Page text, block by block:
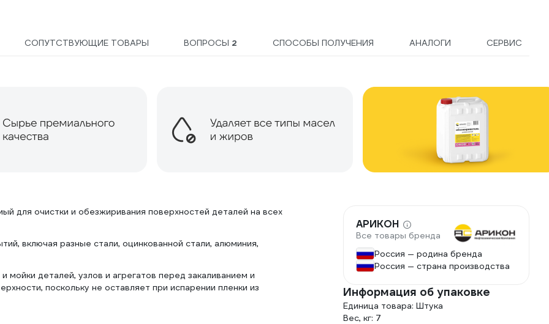
СОПУТСТВУЮЩИЕ ТОВАРЫ ВОПРОСЫ 2 СПОСОБЫ ПОЛУЧЕНИЯ АНАЛОГИ СЕРВИС
для очистки и обезжиривания поверхностей деталей на всех
включая разные стали, оцинкованной стали, алюминия,
деталей, узлов и агрегатов перед закаливанием и
поскольку не оставляет при испарении пленки из
АРИКОН
Все товары бренда
Россия — родина бренда
Россия — страна производства
Информация об упаковке
Единица товара: Штука
Вес, кг: 7